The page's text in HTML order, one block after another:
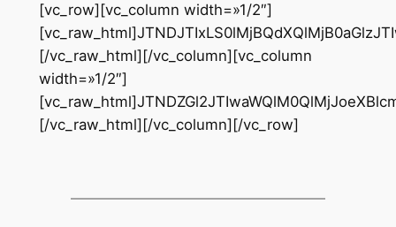
[vc_row][vc_column width=»1/2″]
[/vc_raw_html][/vc_column][vc_column
width=»1/2″]
[/vc_raw_html][/vc_column][/vc_row]